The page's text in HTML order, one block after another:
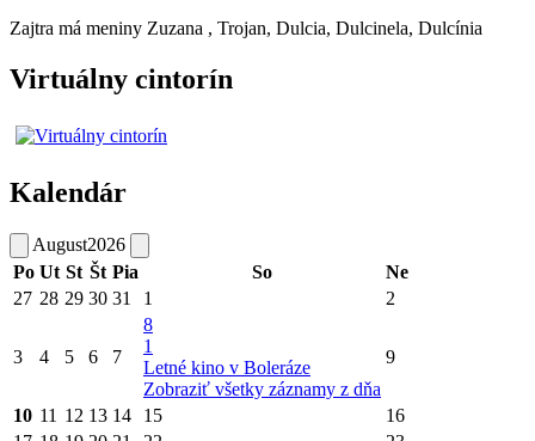
Zajtra má meniny Zuzana , Trojan, Dulcia, Dulcinela, Dulcínia
Virtuálny cintorín
Kalendár
August2026
Po Ut St Št Pia So
Ne
27 28 29 30 31 1 2
3 4 5 6 7
8
1
Letné kino v Boleráze
Zobraziť všetky záznamy z dňa
9
10 11 12 13 14 15
16